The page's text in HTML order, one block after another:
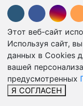
Этот веб-сайт
Используя сайт,
данных в Cookies
вашей
предусмотренных
Я СОГЛАСЕН